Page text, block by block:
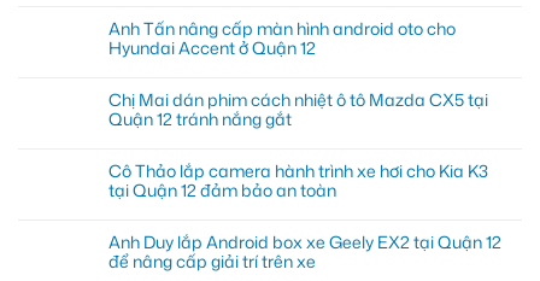
Anh Tấn nâng cấp màn hình android oto cho
Hyundai Accent ở Quận 12
Chị Mai dán phim cách nhiệt ô tô Mazda CX5 tại
Quận 12 tránh nắng gắt
Cô Thảo lắp camera hành trình xe hơi cho Kia K3
tại Quận 12 đảm bảo an toàn
Anh Duy lắp Android box xe Geely EX2 tại Quận 12
để nâng cấp giải trí trên xe